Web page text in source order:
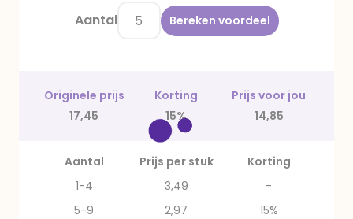
Aantal Bereken voordeel
Originele prijs Korting
Prijs voor jou
17,45
15% 14,85
Aantal Prijs per stuk
Korting
1-4
3,49
-
5-9
2,97
15%